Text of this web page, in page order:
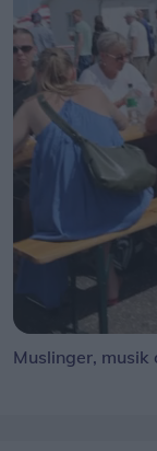
Muslinger, musik